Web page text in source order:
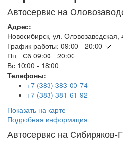
Автосервис на
Адрес:
Новосибирск, ул. Оловозаводская,
График работы: 09:00 - 20:00
Пн - Сб 09:00 - 20:00
Вс 10:00 - 18:00
Телефоны:
+7 (383) 383-00-74
+7 (383) 381-61-92
Показать на карте
Подробная информация
Автосервис на Сибиряков-